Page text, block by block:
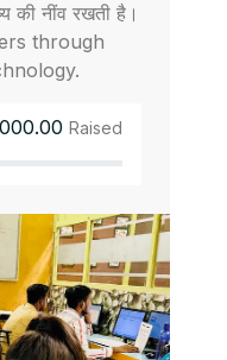
की नींव रखती है।
through
Raised